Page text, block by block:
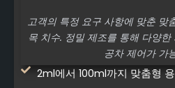
고객의 특정 요구 사항에 맞춘 맞
목 치수. 정밀 제조를 통해 다양
공차 제어가 가
2ml에서 100ml까지 맞춤형